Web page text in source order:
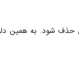
شود. به همین